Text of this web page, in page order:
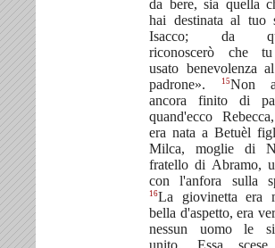
da bere, sia quella
hai destinata al tuo
Isacco; da
riconoscerò che
usato benevolenza
padrone».
15Non
ancora finito di
quand'ecco
era nata a Betuèl
Milca, moglie di
fratello di Abramo,
con l'anfora sulla
16La giovinetta era
bella d'aspetto, era
nessun uomo le